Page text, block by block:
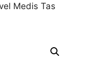
Medis Tas